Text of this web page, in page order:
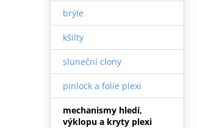
brýle
kšilty
sluneční clony
pinlock a folie plexi
mechanismy hledí,
výklopu a kryty plexi